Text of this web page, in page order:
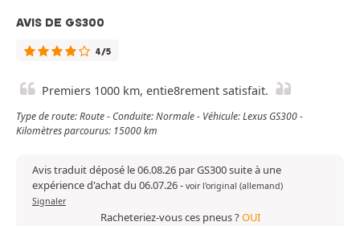
AVIS DE GS300
4/5
Premiers 1000 km, entie8rement satisfait.
Type de route: Route - Conduite: Normale - Véhicule: Lexus GS300 -
Kilomètres parcourus: 15000 km
Avis traduit déposé le 06.08.26 par GS300 suite à une
expérience d'achat du 06.07.26- voir l'original (allemand)
Signaler
Racheteriez-vous ces pneus ?OUI